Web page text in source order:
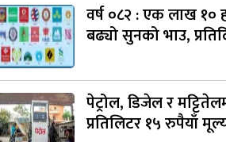
वर्ष ०८२ : एक लाख १०
बढ्यो सुनको भाउ,
पेट्रोल, डिजेल र
प्रतिलिटर १५ रुपैयाँ